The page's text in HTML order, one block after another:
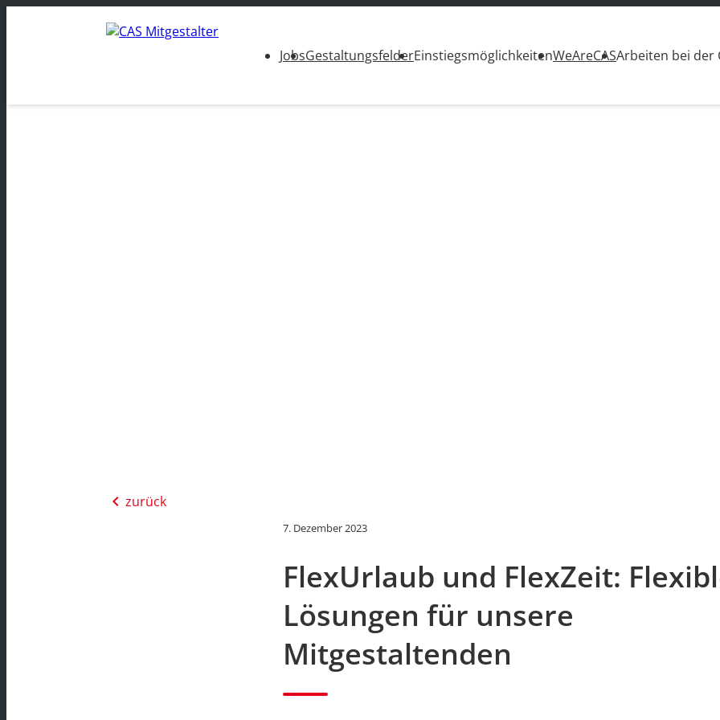
JobsGestaltungsfelderEinstiegsmöglichkeitenWeAreCASArbeiten bei der
chevron_left zurück
7. Dezember 2023
FlexUrlaub und FlexZeit:
Lösungen für unsere
Mitgestaltenden